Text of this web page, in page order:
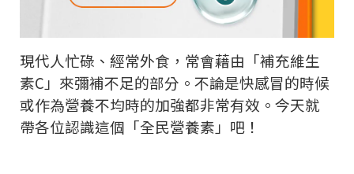
現代人忙碌、經常外食，常會藉由「補充維生
素C 」來彌補不足的部分。不論是快感冒的時候
或作為營養不均時的加強都非常有效。今天就
帶各位認識這個「全民營養素」吧！